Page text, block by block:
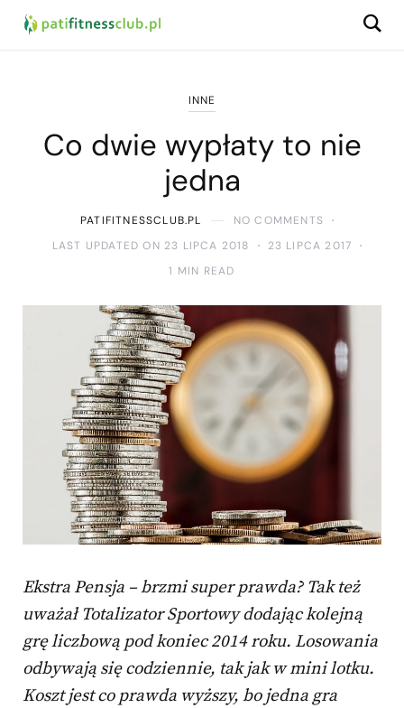
INNE
Co dwie wypłaty to nie
jedna
PATIFITNESSCLUB.PL
NO COMMENTS
LAST UPDATED ON 23 LIPCA 2018
23 LIPCA 2017
1 MIN READ
Ekstra Pensja – brzmi super prawda? Tak też
uważał Totalizator Sportowy dodając kolejną
grę liczbową pod koniec 2014 roku. Losowania
odbywają się codziennie, tak jak w mini lotku.
Koszt jest co prawda wyższy, bo jedna gra